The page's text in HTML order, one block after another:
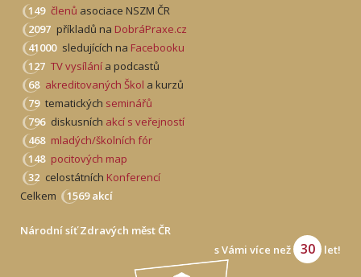
149 členů asociace NSZM ČR
2097 příkladů na DobráPraxe.cz
41000 sledujících na Facebooku
127 TV vysílání a podcastů
68 akreditovaných Škol a kurzů
79 tematických seminářů
796 diskusních akcí s veřejností
468 mladých/školních fór
148 pocitových map
32 celostátních Konferencí
Celkem
1569 akcí
Národní síť Zdravých měst ČR
s Vámi více než
30 let!